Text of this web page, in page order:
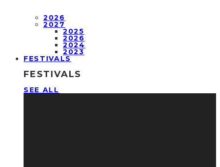
2026
2027
2025
2026
2024
2023
FESTIVALS
FESTIVALS
SEE ALL